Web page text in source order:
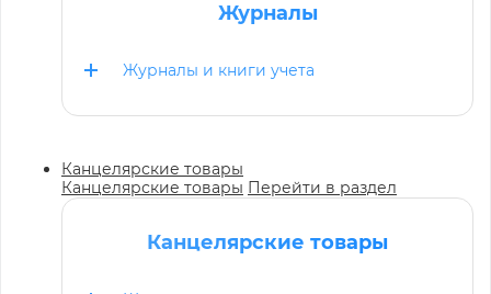
Журналы
Журналы и книги учета
Канцелярские товары
Канцелярские товары Перейти в раздел
Канцелярские товары